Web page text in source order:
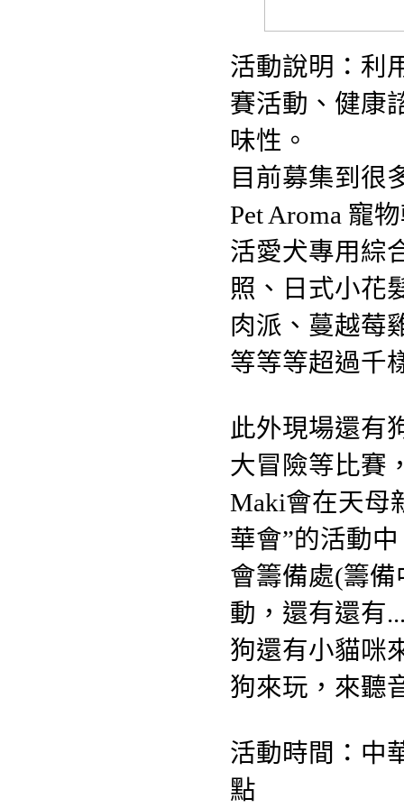
活動說明：利
賽活動、健康
味性。
目前募集到很
Pet Aroma 寵
活愛犬專用綜
照、日式小花
肉派、蔓越莓
等等等超過千
此外現場還有
大冒險等比賽
Maki會在天母
華會”的活動
會籌備處(籌
動，還有還有
狗還有小貓咪
狗來玩，來聽
活動時間：中
點